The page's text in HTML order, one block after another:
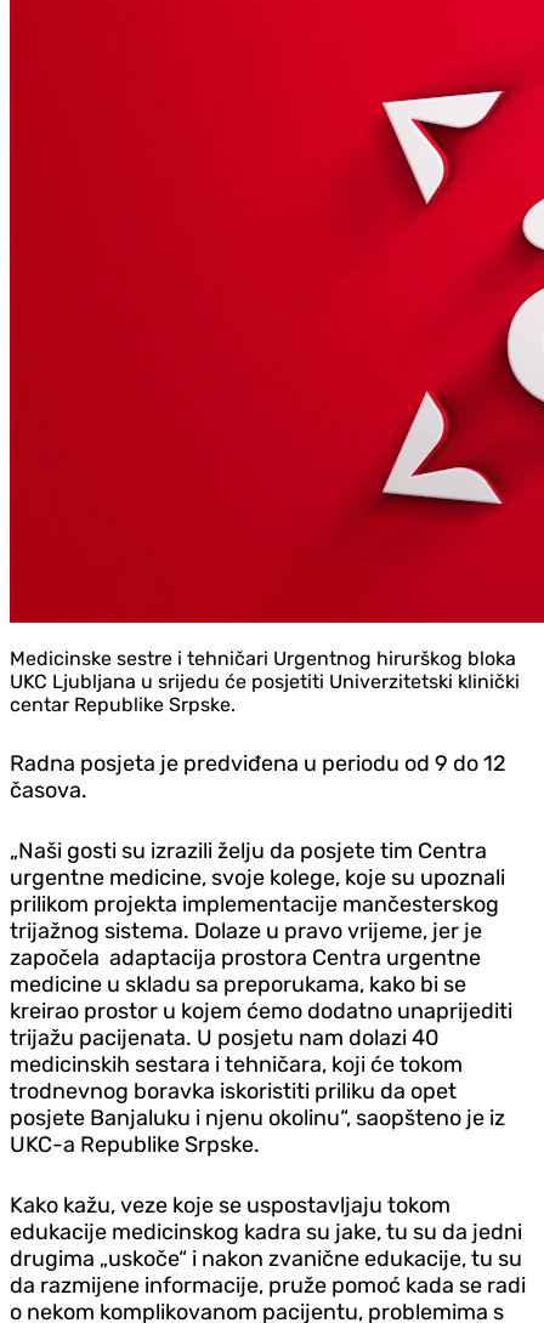
Medicinske sestre i tehničari Urgentnog hirurškog bloka
UKC Ljubljana u srijedu će posjetiti Univerzitetski klinički
centar Republike Srpske.
Radna posjeta je predviđena u periodu od 9 do 12
časova.
„Naši gosti su izrazili želju da posjete tim Centra
urgentne medicine, svoje kolege, koje su upoznali
prilikom projekta implementacije mančesterskog
trijažnog sistema. Dolaze u pravo vrijeme, jer je
započela adaptacija prostora Centra urgentne
medicine u skladu sa preporukama, kako bi se
kreirao prostor u kojem ćemo dodatno unaprijediti
trijažu pacijenata. U posjetu nam dolazi 40
medicinskih sestara i tehničara, koji će tokom
trodnevnog boravka iskoristiti priliku da opet
posjete Banjaluku i njenu okolinu“, saopšteno je iz
UKC-a Republike Srpske.
Kako kažu, veze koje se uspostavljaju tokom
edukacije medicinskog kadra su jake, tu su da jedni
drugima „uskoče“ i nakon zvanične edukacije, tu su
da razmijene informacije, pruže pomoć kada se radi
o nekom komplikovanom pacijentu, problemima s